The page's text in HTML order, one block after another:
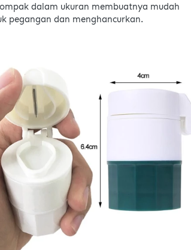
dalam ukuran membuatnya mudah
pegangan dan menghancurkan.